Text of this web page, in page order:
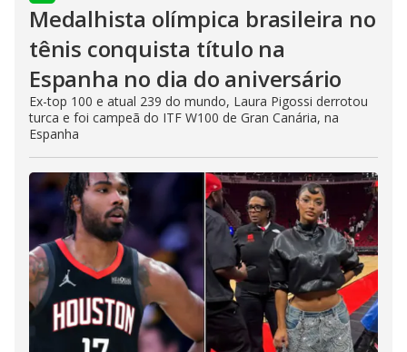
Medalhista olímpica brasileira no
tênis conquista título na
Espanha no dia do aniversário
Ex-top 100 e atual 239 do mundo, Laura Pigossi derrotou
turca e foi campeã do ITF W100 de Gran Canária, na
Espanha